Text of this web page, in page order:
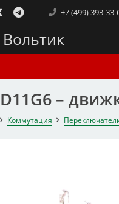
+7 (499) 393-33-
Вольтик
–
Коммутация